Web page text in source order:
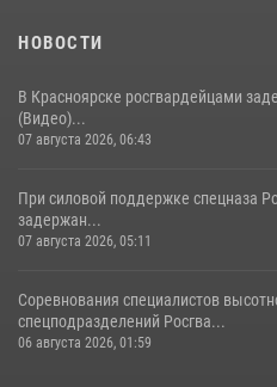
НОВОСТИ
В Красноярске росгвардейцами
(Видео)...
07 августа 2026, 06:43
При силовой поддержке спецназа
задержан...
07 августа 2026, 05:11
Соревнования специалистов
спецподразделений Росгва...
06 августа 2026, 01:59